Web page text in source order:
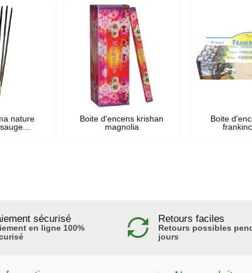
nature
Boite d'encens krishan
magnolia
Boite
sécurisé
en ligne 100%
Retours faciles
Retours possibles
jours